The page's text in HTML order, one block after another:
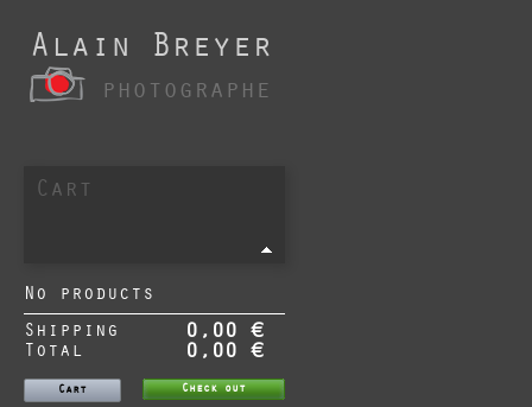
Alain Breyer
photographe
Cart
No products
Shipping
0,00 €
Total 0,00 €
Cart Check out